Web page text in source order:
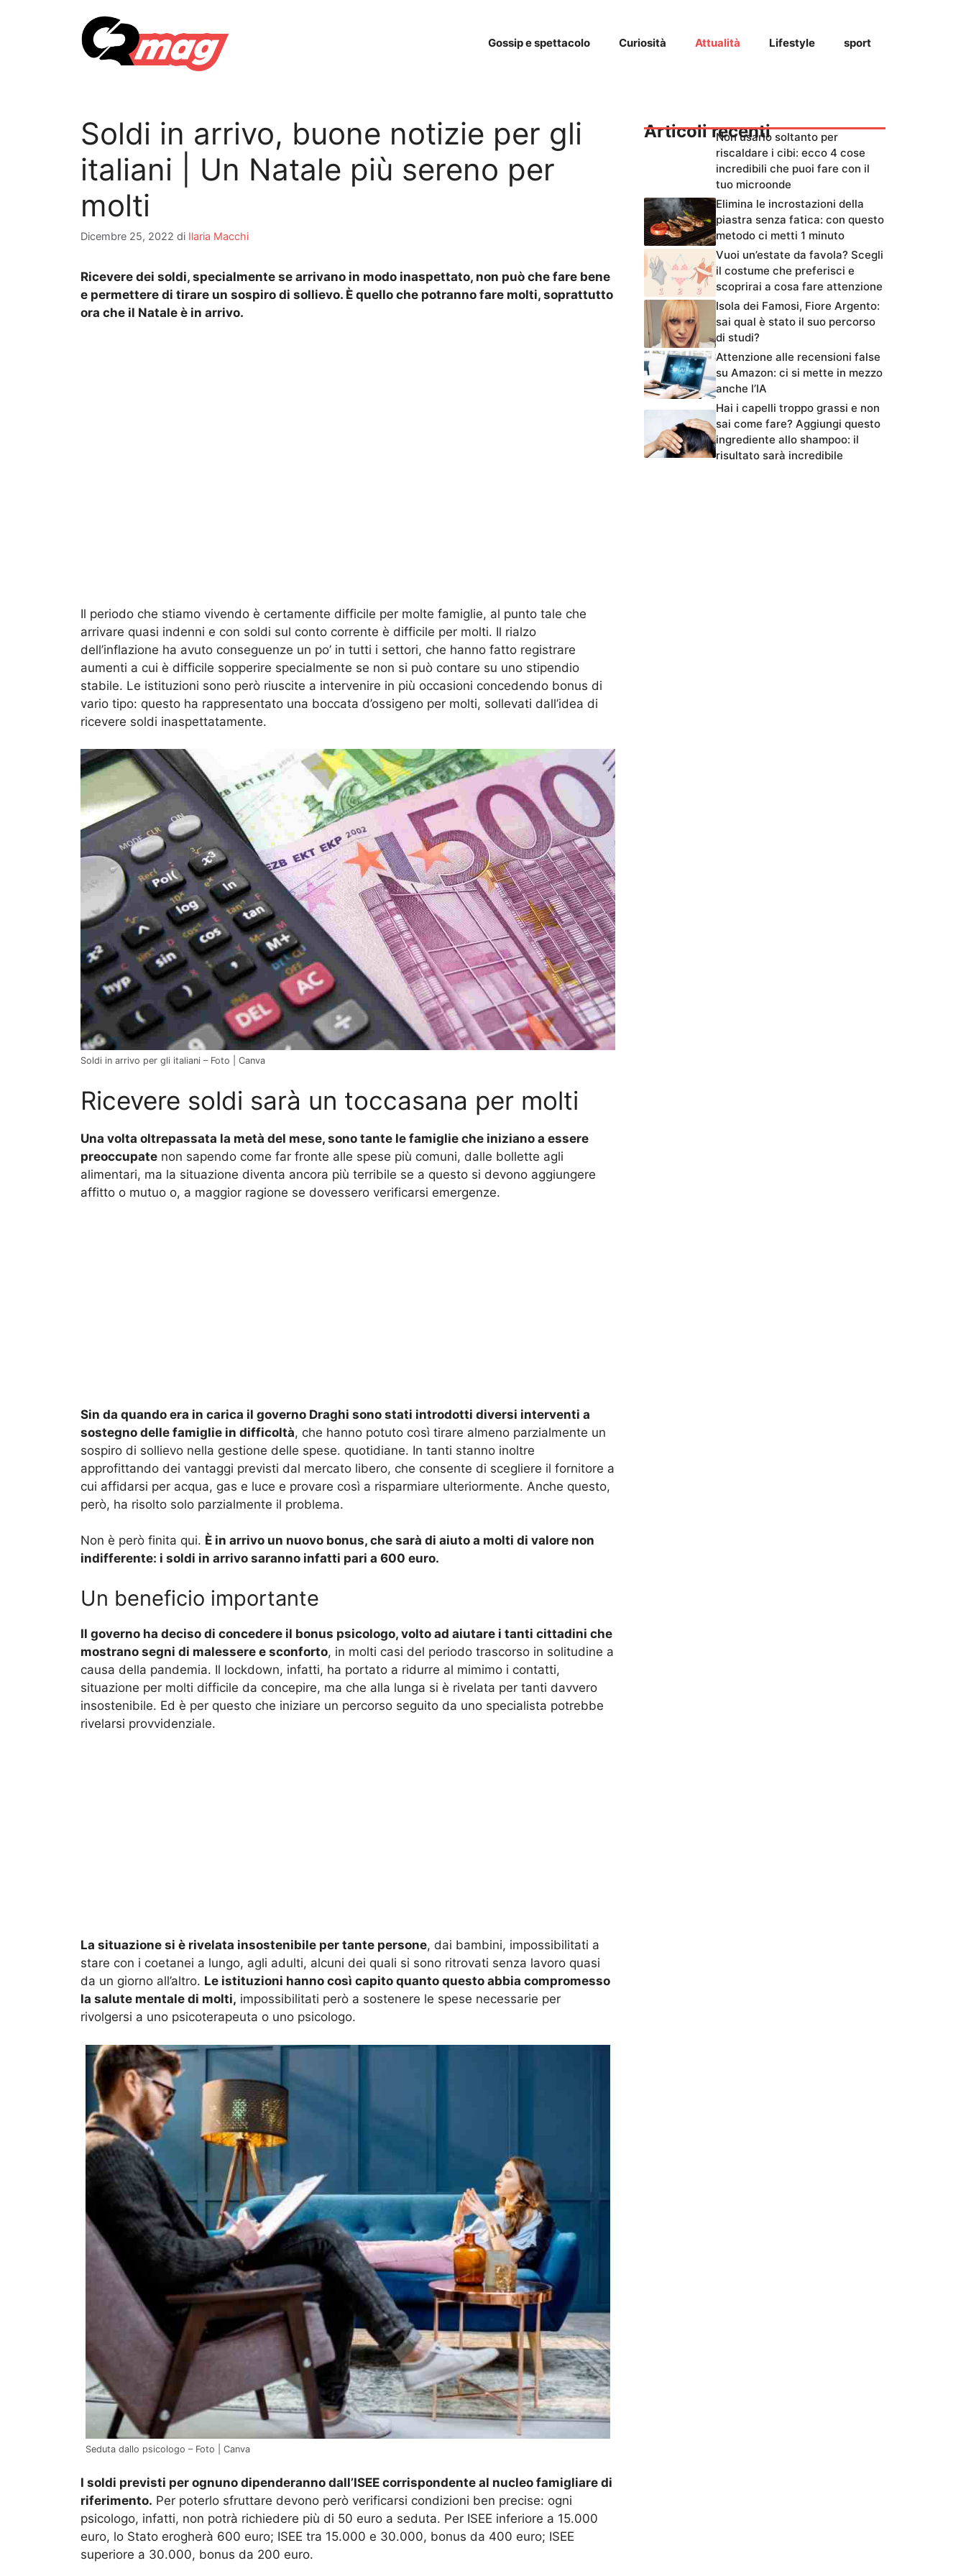
Gossip e spettacolo Curiosità Attualità Lifestyle sport
Soldi in arrivo, buone notizie per gli
italiani | Un Natale più sereno per
molti
Dicembre 25, 2022 di Ilaria Macchi
Ricevere dei soldi, specialmente se arrivano in modo inaspettato, non può che fare bene
e permettere di tirare un sospiro di sollievo. È quello che potranno fare molti, soprattutto
ora che il Natale è in arrivo.
Il periodo che stiamo vivendo è certamente difficile per molte famiglie, al punto tale che
arrivare quasi indenni e con soldi sul conto corrente è difficile per molti. Il rialzo
dell’inflazione ha avuto conseguenze un po’ in tutti i settori, che hanno fatto registrare
aumenti a cui è difficile sopperire specialmente se non si può contare su uno stipendio
stabile. Le istituzioni sono però riuscite a intervenire in più occasioni concedendo bonus di
vario tipo: questo ha rappresentato una boccata d’ossigeno per molti, sollevati dall’idea di
ricevere soldi inaspettatamente.
Soldi in arrivo per gli italiani – Foto | Canva
Ricevere soldi sarà un toccasana per molti
Una volta oltrepassata la metà del mese, sono tante le famiglie che iniziano a essere
preoccupate non sapendo come far fronte alle spese più comuni, dalle bollette agli
alimentari, ma la situazione diventa ancora più terribile se a questo si devono aggiungere
affitto o mutuo o, a maggior ragione se dovessero verificarsi emergenze.
Sin da quando era in carica il governo Draghi sono stati introdotti diversi interventi a
sostegno delle famiglie in difficoltà, che hanno potuto così tirare almeno parzialmente un
sospiro di sollievo nella gestione delle spese. quotidiane. In tanti stanno inoltre
approfittando dei vantaggi previsti dal mercato libero, che consente di scegliere il fornitore a
cui affidarsi per acqua, gas e luce e provare così a risparmiare ulteriormente. Anche questo,
però, ha risolto solo parzialmente il problema.
Non è però finita qui. È in arrivo un nuovo bonus, che sarà di aiuto a molti di valore non
indifferente: i soldi in arrivo saranno infatti pari a 600 euro.
Un beneficio importante
Il governo ha deciso di concedere il bonus psicologo, volto ad aiutare i tanti cittadini che
mostrano segni di malessere e sconforto, in molti casi del periodo trascorso in solitudine a
causa della pandemia. Il lockdown, infatti, ha portato a ridurre al mimimo i contatti,
situazione per molti difficile da concepire, ma che alla lunga si è rivelata per tanti davvero
insostenibile. Ed è per questo che iniziare un percorso seguito da uno specialista potrebbe
rivelarsi provvidenziale.
La situazione si è rivelata insostenibile per tante persone, dai bambini, impossibilitati a
stare con i coetanei a lungo, agli adulti, alcuni dei quali si sono ritrovati senza lavoro quasi
da un giorno all’altro. Le istituzioni hanno così capito quanto questo abbia compromesso
la salute mentale di molti, impossibilitati però a sostenere le spese necessarie per
rivolgersi a uno psicoterapeuta o uno psicologo.
Seduta dallo psicologo – Foto | Canva
I soldi previsti per ognuno dipenderanno dall’ISEE corrispondente al nucleo famigliare di
riferimento. Per poterlo sfruttare devono però verificarsi condizioni ben precise: ogni
psicologo, infatti, non potrà richiedere più di 50 euro a seduta. Per ISEE inferiore a 15.000
euro, lo Stato erogherà 600 euro; ISEE tra 15.000 e 30.000, bonus da 400 euro; ISEE
superiore a 30.000, bonus da 200 euro.
Articoli recentiNon usarlo soltanto per
riscaldare i cibi: ecco 4 cose
incredibili che puoi fare con il
tuo microonde
Elimina le incrostazioni della
piastra senza fatica: con questo
metodo ci metti 1 minuto
Vuoi un’estate da favola? Scegli
il costume che preferisci e
scoprirai a cosa fare attenzione
Isola dei Famosi, Fiore Argento:
sai qual è stato il suo percorso
di studi?
Attenzione alle recensioni false
su Amazon: ci si mette in mezzo
anche l’IA
Hai i capelli troppo grassi e non
sai come fare? Aggiungi questo
ingrediente allo shampoo: il
risultato sarà incredibile